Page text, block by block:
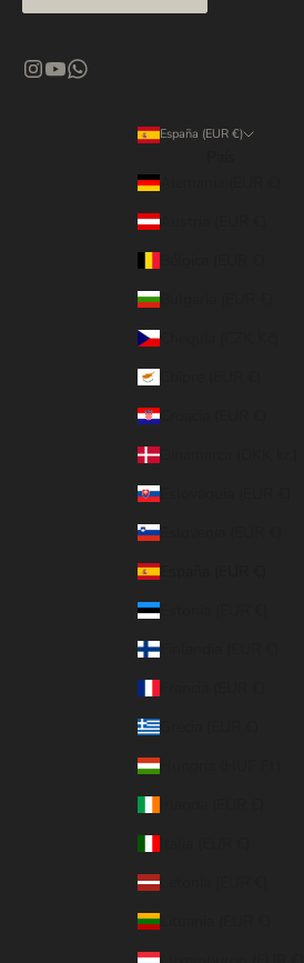
España (EUR €)
Alemania (EUR €)
Austria (EUR €)
Bulgaria (EUR €)
Chequia (CZK Kč)
Croacia (EUR €)
Dinamarca (DKK kr.)
Eslovaquia (EUR €)
Eslovenia (EUR €)
España (EUR €)
Estonia (EUR €)
Finlandia (EUR €)
Grecia (EUR €)
Hungría (HUF Ft)
Letonia (EUR €)
Lituania (EUR €)